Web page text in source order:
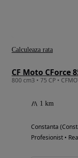
CF Moto CForce
800 cm3 • 75 CP •
1 km
Constanta
Profesionist •
Calculeaza rata